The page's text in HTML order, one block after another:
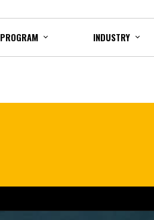
PROGRAM INDUSTRY